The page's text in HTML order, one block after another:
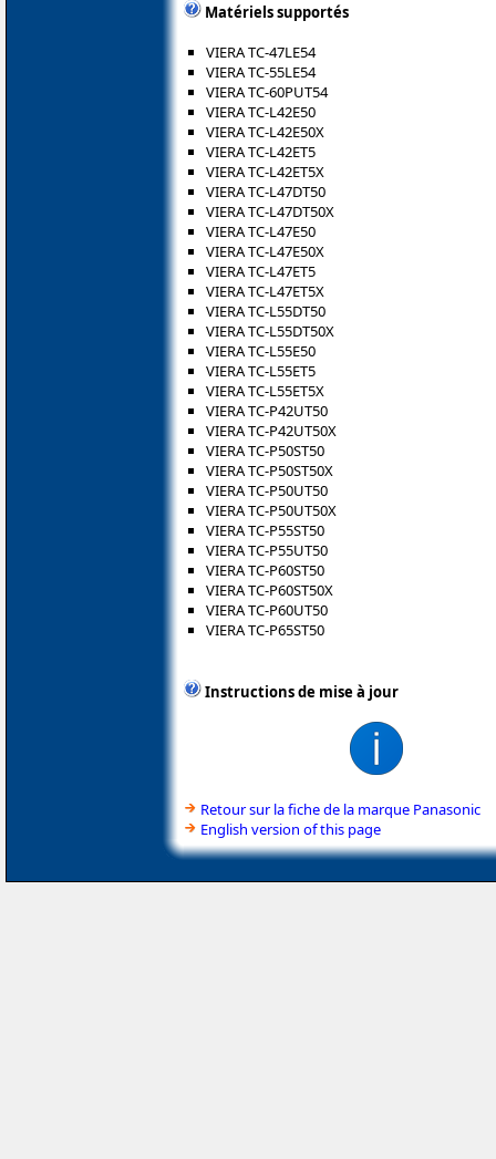
Matériels supportés
VIERA TC-47LE54
VIERA TC-55LE54
VIERA TC-60PUT54
VIERA TC-L42E50
VIERA TC-L42E50X
VIERA TC-L42ET5
VIERA TC-L42ET5X
VIERA TC-L47DT50
VIERA TC-L47DT50X
VIERA TC-L47E50
VIERA TC-L47E50X
VIERA TC-L47ET5
VIERA TC-L47ET5X
VIERA TC-L55DT50
VIERA TC-L55DT50X
VIERA TC-L55E50
VIERA TC-L55ET5
VIERA TC-L55ET5X
VIERA TC-P42UT50
VIERA TC-P42UT50X
VIERA TC-P50ST50
VIERA TC-P50ST50X
VIERA TC-P50UT50
VIERA TC-P50UT50X
VIERA TC-P55ST50
VIERA TC-P55UT50
VIERA TC-P60ST50
VIERA TC-P60ST50X
VIERA TC-P60UT50
VIERA TC-P65ST50
Instructions de mise à jour
Retour sur la fiche de la marque Panasonic
English version of this page